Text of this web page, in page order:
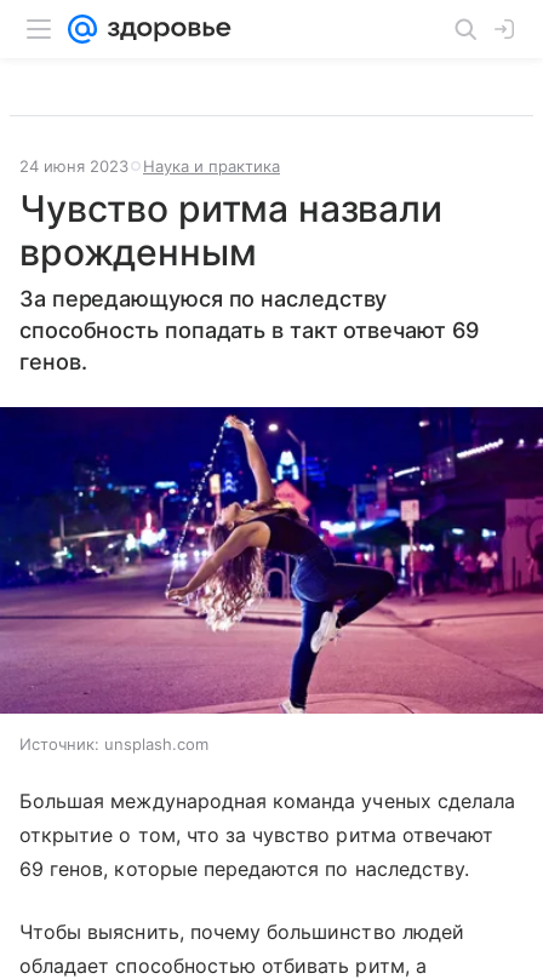
24 июня 2023 Наука и практика
Чувство ритма назвали
врожденным
За передающуюся по наследству
способность попадать в такт отвечают 69
генов.
Источник: unsplash.com
Большая международная команда ученых сделала
открытие о том, что за чувство ритма отвечают
69 генов, которые передаются по наследству.
Чтобы выяснить, почему большинство людей
обладает способностью отбивать ритм, а